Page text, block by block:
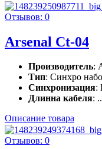
Отзывов: 0
Arsenal Ct-04
Производитель:
Тип: Синхро
Синхронизация:
Длинна кабеля:
Описание товара
Отзывов: 0